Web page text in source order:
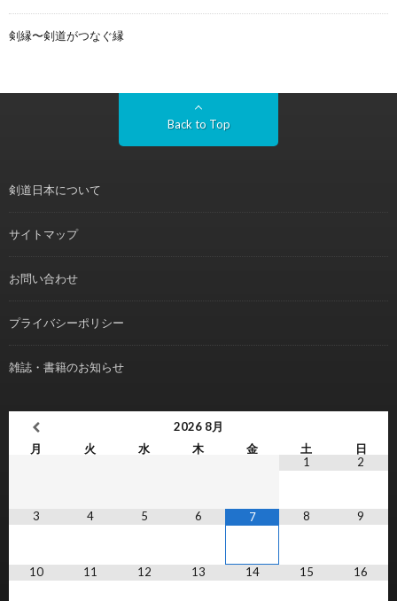
剣縁〜剣道がつなぐ縁
Back to Top
剣道日本について
サイトマップ
お問い合わせ
プライバシーポリシー
雑誌・書籍のお知らせ
2026 8月
月
火 水 木 金 土
日
1
2
3 4 5 6 7 8 9
10 11 12 13 14 15 16